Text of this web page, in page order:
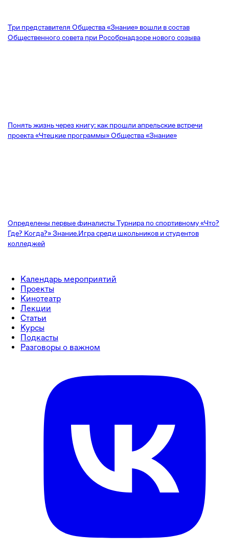
Три представителя Общества «Знание» вошли в состав
Общественного совета при Рособрнадзоре нового созыва
Понять жизнь через книгу: как прошли апрельские встречи
проекта «Чтецкие программы» Общества «Знание»
Определены первые финалисты Турнира по спортивному «Что?
Где? Когда?» Знание.Игра среди школьников и студентов
колледжей
Календарь мероприятий
Проекты
Кинотеатр
Лекции
Статьи
Курсы
Подкасты
Разговоры о важном